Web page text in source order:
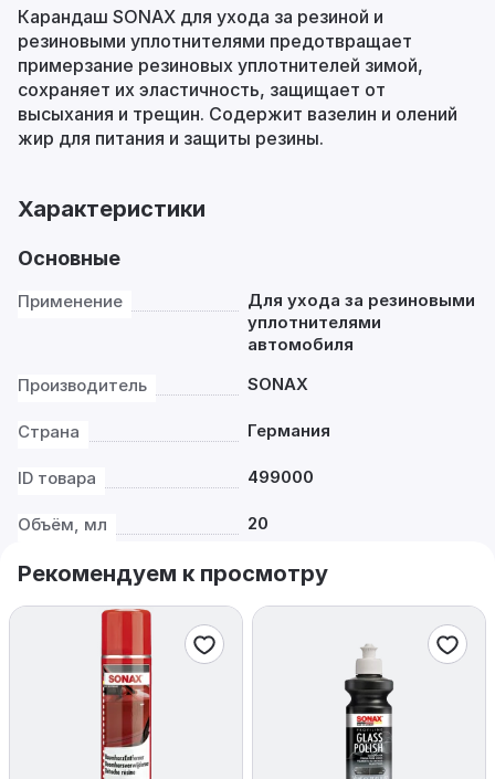
Карандаш SONAX для ухода за резиной и
резиновыми уплотнителями предотвращает
примерзание резиновых уплотнителей зимой,
сохраняет их эластичность, защищает от
высыхания и трещин. Содержит вазелин и олений
жир для питания и защиты резины.
Характеристики
Основные
Применение
Для ухода за резиновыми
уплотнителями
автомобиля
Производитель
SONAX
Страна Германия
ID товара 499000
Объём, мл 20
Рекомендуем к просмотру